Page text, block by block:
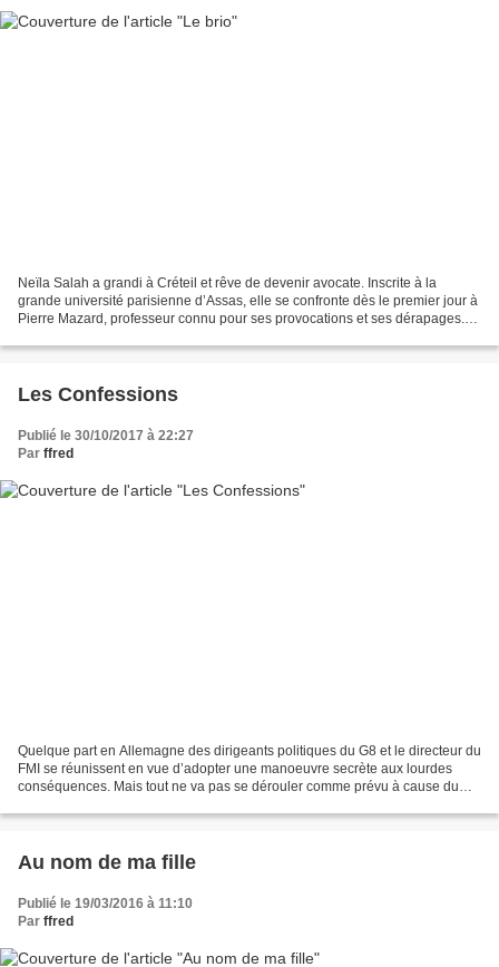
Neïla Salah a grandi à Créteil et rêve de devenir avocate. Inscrite à la
grande université parisienne d’Assas, elle se confronte dès le premier jour à
Pierre Mazard, professeur connu pour ses provocations et ses dérapages.
Les Confessions
Publié le 30/10/2017 à 22:27
Par ffred
Quelque part en Allemagne des dirigeants politiques du G8 et le directeur du
FMI se réunissent en vue d’adopter une manoeuvre secrète aux lourdes
conséquences. Mais tout ne va pas se dérouler comme prévu à cause du
Au nom de ma fille
Publié le 19/03/2016 à 11:10
Par ffred